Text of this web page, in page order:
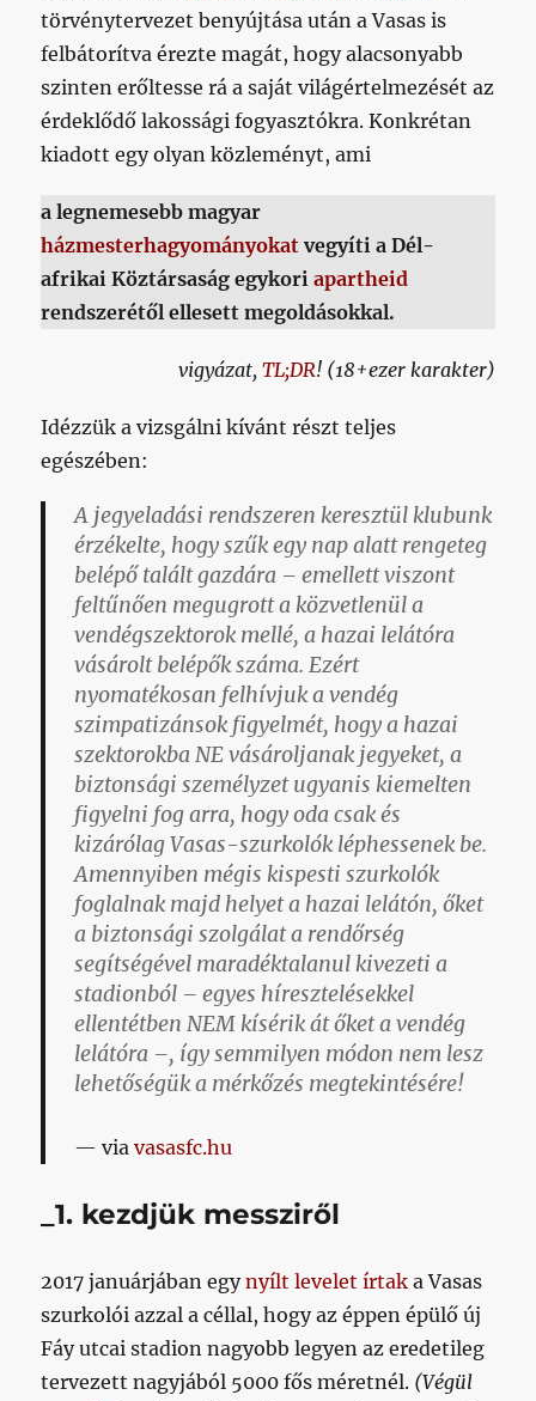
törvénytervezet benyújtása után a Vasas is
felbátorítva érezte magát, hogy alacsonyabb
szinten erőltesse rá a saját világértelmezését az
érdeklődő lakossági fogyasztókra. Konkrétan
kiadott egy olyan közleményt, ami
a legnemesebb magyar
házmesterhagyományokat vegyíti a Dél-
afrikai Köztársaság egykoriapartheid
rendszerétől ellesett megoldásokkal.
vigyázat, TL;DR! (18+ezer karakter)
Idézzük a vizsgálni kívánt részt teljes
egészében:
A jegyeladási rendszeren keresztül klubunk
érzékelte, hogy szűk egy nap alatt rengeteg
belépő talált gazdára – emellett viszont
feltűnően megugrott a közvetlenül a
vendégszektorok mellé, a hazai lelátóra
vásárolt belépők száma. Ezért
nyomatékosan felhívjuk a vendég
szimpatizánsok figyelmét, hogy a hazai
szektorokbaNEvásároljanak jegyeket, a
biztonsági személyzet ugyanis kiemelten
figyelni fog arra, hogy oda csak és
kizárólag Vasas-szurkolók léphessenek be.
Amennyiben mégis kispesti szurkolók
foglalnak majd helyet a hazai lelátón, őket
a biztonsági szolgálat a rendőrség
segítségével maradéktalanul kivezeti a
stadionból – egyes híresztelésekkel
ellentétbenNEM kísérik át őket a vendég
lelátóra –, így semmilyen módon nem lesz
lehetőségük a mérkőzés megtekintésére!
viavasasfc.hu
_1. kezdjük messziről
2017 januárjában egynyílt levelet írtak a Vasas
szurkolói azzal a céllal, hogy az éppen épülő új
Fáy utcai stadion nagyobb legyen az eredetileg
tervezett nagyjából 5000 fős méretnél. (Végül